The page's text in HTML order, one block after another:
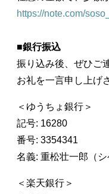
https://note.com/
■銀行振込
振り込み後、ぜひご
お礼を一言申し上げ
＜ゆうちょ銀行＞
記号: 16280
番号: 3354341
名義: 重松壮一郎（シ
＜楽天銀行＞